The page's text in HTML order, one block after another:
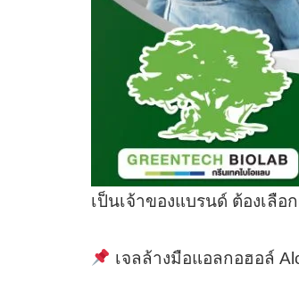
เป็นเจ้าของแบรนด์ ต้องเลือ
เจลล้างมือแอลกอฮอล์